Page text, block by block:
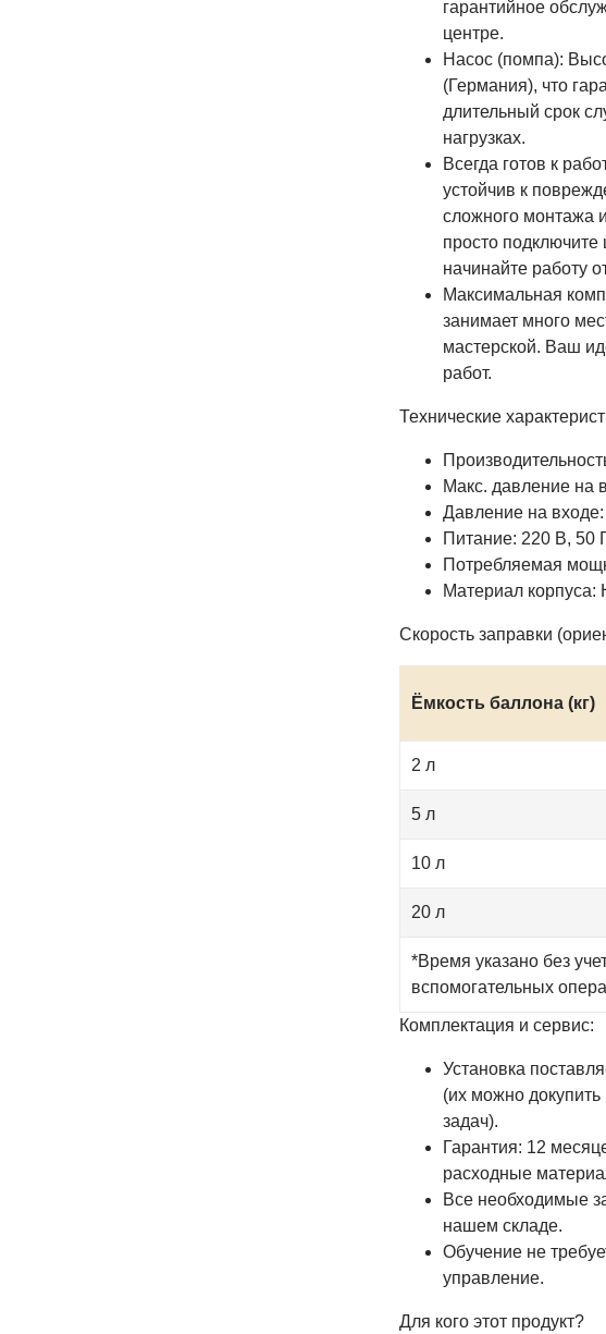
гарантийное
центре.
Насос (помпа):
(Германия), что
длительный срок
нагрузках.
Всегда готов к
устойчив к
сложного монтажа
просто
начинайте работу
Максимальная
занимает много
мастерской. Ваш
работ.
Технические
Макс. давление на
Давление на
Питание: 220 В, 50
Потребляемая
Материал
Скорость заправки
Ёмкость баллона (кг)
2 л
5 л
10 л
20 л
*Время указано без
вспомогательных
Комплектация и сервис:
Установка
(их можно
задач).
Гарантия: 12
расходные
Все необходимые
нашем складе.
Обучение не
управление.
Для кого этот продукт?